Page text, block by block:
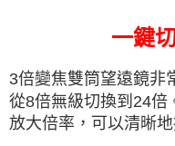
一鍵
3倍變焦雙筒望遠鏡非
從8倍無級切換到24倍
放大倍率，可以清晰